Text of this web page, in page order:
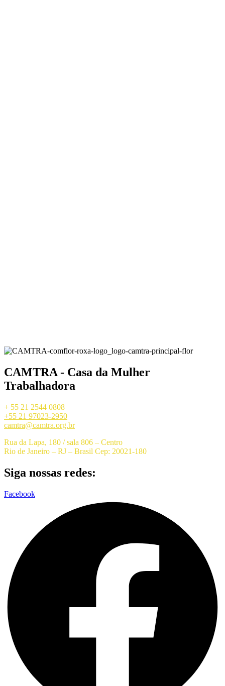
CAMTRA - Casa da Mulher
Trabalhadora
+ 55 21 2544 0808
+55 21 97023-2950
camtra@camtra.org.br
Rua da Lapa, 180 / sala 806 – Centro
Rio de Janeiro – RJ – Brasil Cep: 20021-180
Siga nossas redes:
Facebook